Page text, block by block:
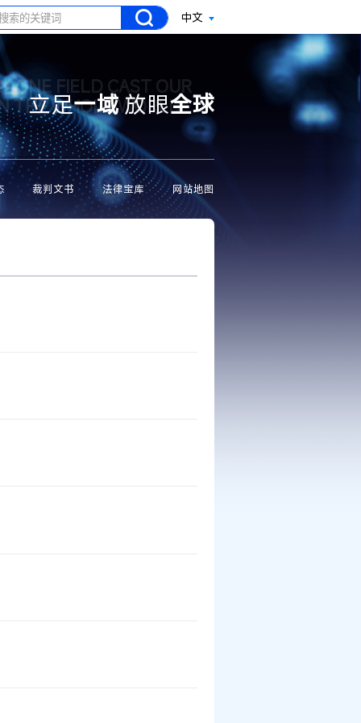
中文
ONE FIELD CAST OUR
THE WHOLE WORLD
立足一域放眼全球
裁判文书 法律宝库 网站地图